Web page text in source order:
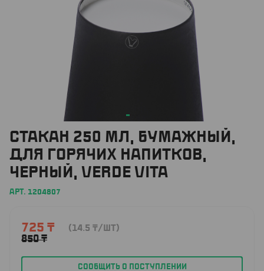
СТАКАН 250 МЛ, БУМАЖНЫЙ,
ДЛЯ ГОРЯЧИХ НАПИТКОВ,
ЧЕРНЫЙ, VERDE VITA
АРТ. 1204807
725 ₸
850₸
(14.5 ₸/ШТ)
СООБЩИТЬ О ПОСТУПЛЕНИИ